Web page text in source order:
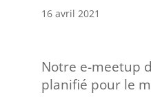
16 avril 2021
Notre e-meetup
planifié pour le